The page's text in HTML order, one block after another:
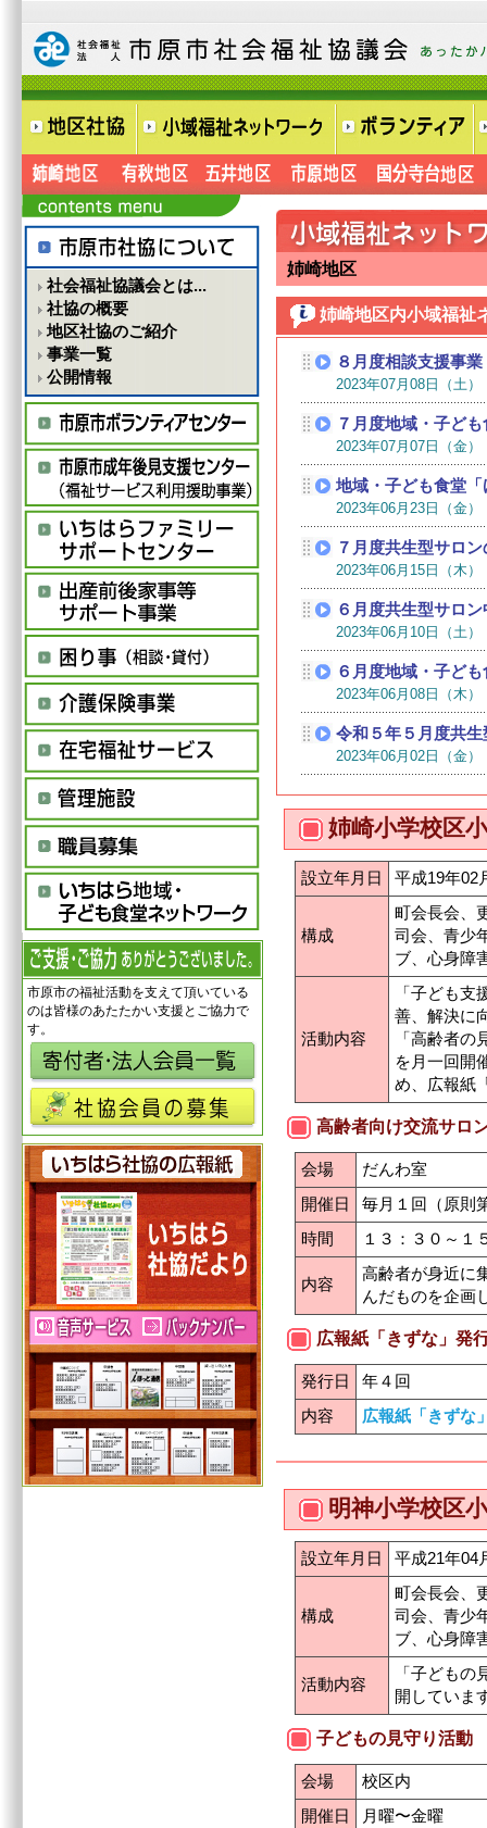
社会福祉協議会とは...
社協の概要
地区社協のご紹介
事業一覧
公開情報
市原市の福祉活動を支えて頂いている
のは皆様のあたたかい支援とご協力で
す。
姉崎地区
姉崎地区内小域福祉
姉崎小学校区
設立年月日 平成19年02
構成
町会長会、
司会、青少
ブ、心身障
活動内容
「子ども
善、解決に
「高齢者
を月一回開
め、広報紙
高齢者向け交流サロ
会場
だんわ室
開催日
毎月１回（原則
時間
１３：３０～１
内容
高齢者が身近に
んだものを企画
広報紙「きずな」発
発行日
年４回
内容
広報紙「きずな
明神小学校区
設立年月日 平成21年04
構成
町会長会、
司会、青少
ブ、心身障
活動内容
「子ども
開していま
子どもの見守り活動
会場
校区内
開催日
月曜〜金曜